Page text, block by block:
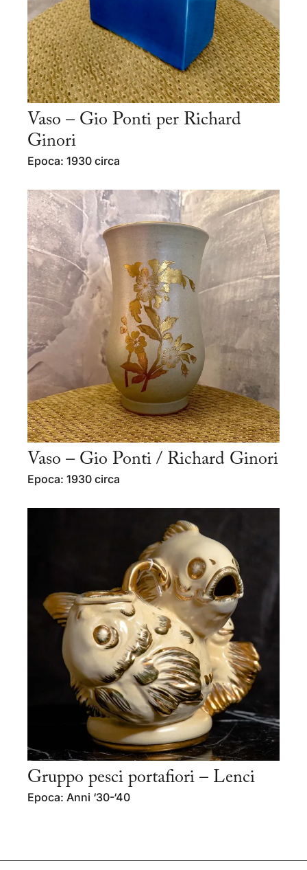
Vaso – Gio Ponti per Richard
Ginori
Epoca: 1930 circa
Vaso – Gio Ponti / Richard Ginori
Epoca: 1930 circa
Gruppo pesci portafiori – Lenci
Epoca: Anni ‘30-‘40